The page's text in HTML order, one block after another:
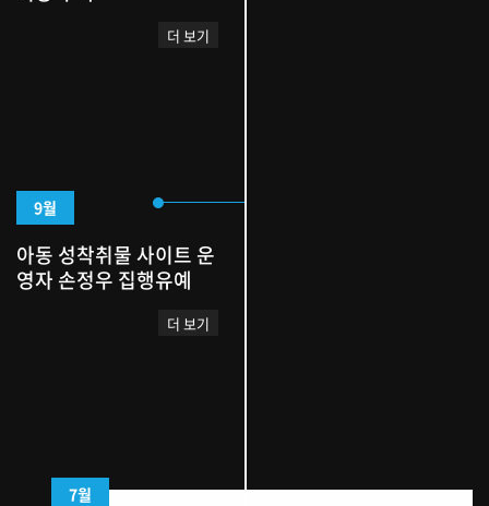
더 보기
9월
아동 성착취물 사이트 운
영자 손정우 집행유예
더 보기
7월